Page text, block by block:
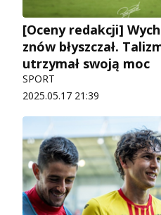
[Oceny redakcji]
znów błyszczał.
utrzymał swoją moc
SPORT
2025.05.17 21:39